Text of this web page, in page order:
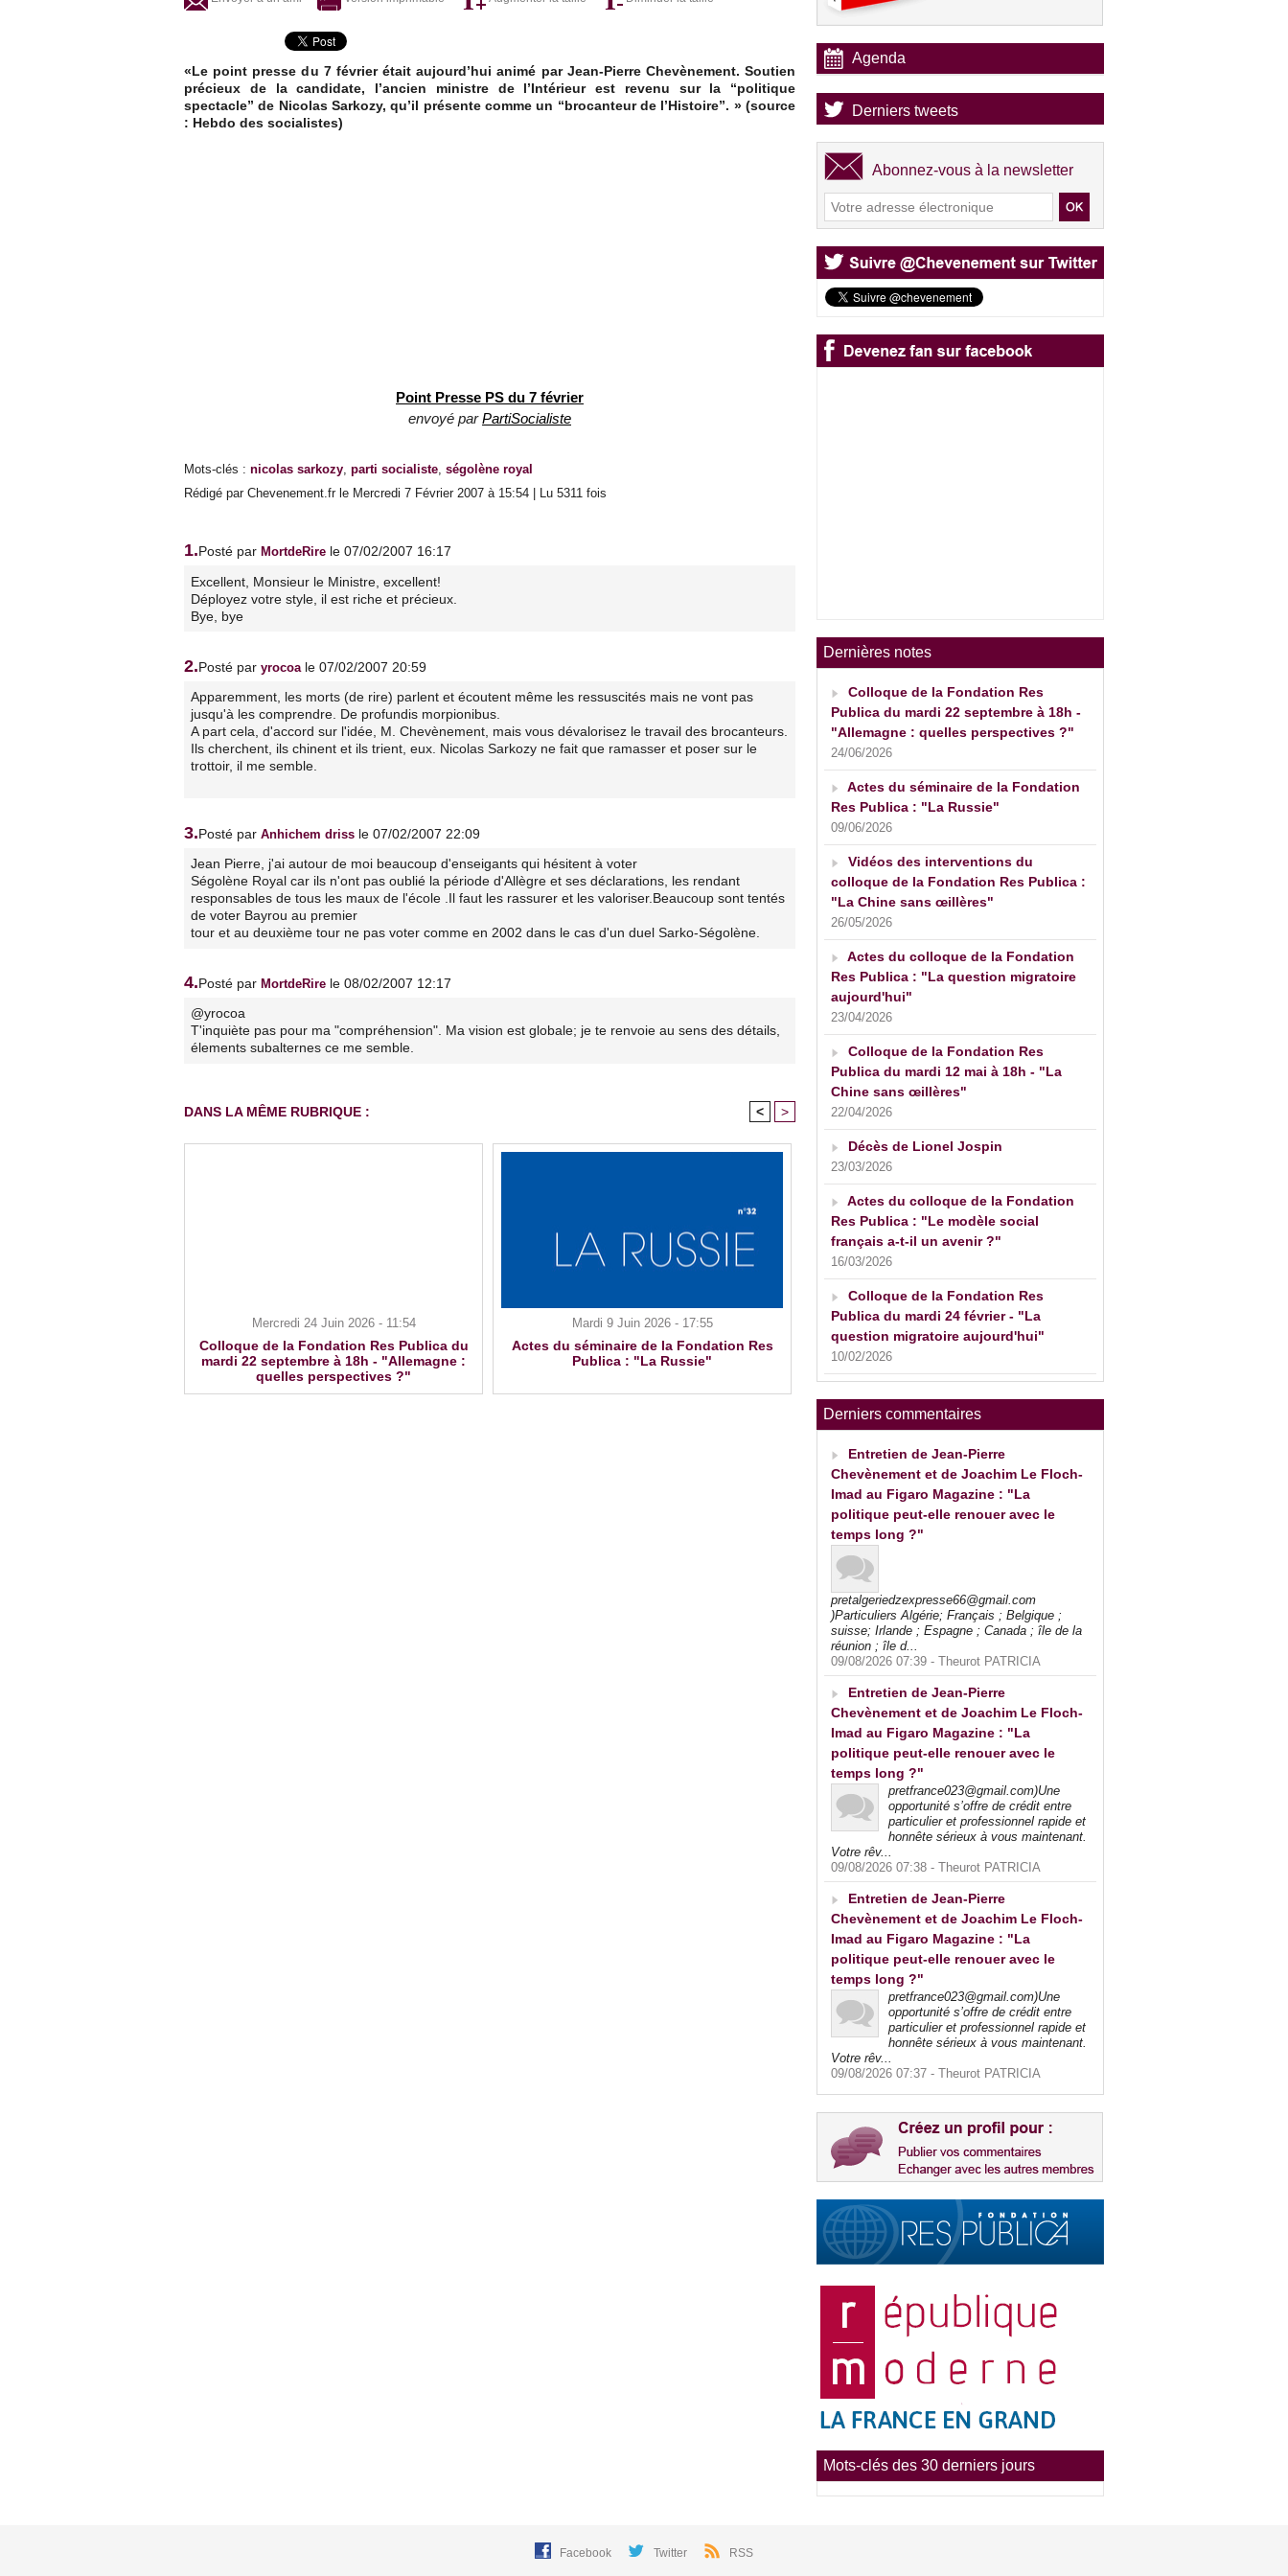
«Le point presse du 7 février était aujourd’hui animé par Jean-Pierre Chevènement. Soutien
précieux de la candidate, l’ancien ministre de l’Intérieur est revenu sur la “politique
spectacle” de Nicolas Sarkozy, qu’il présente comme un “brocanteur de l’Histoire”. » (source
: Hebdo des socialistes)
Point Presse PS du 7 février
envoyé parPartiSocialiste
Mots-clés : nicolas sarkozy, parti socialiste, ségolène royal
Rédigé par Chevenement.fr le Mercredi 7 Février 2007 à 15:54 | Lu 5311 fois
1.Posté par MortdeRire le 07/02/2007 16:17
Excellent, Monsieur le Ministre, excellent!
Déployez votre style, il est riche et précieux.
Bye, bye
2.Posté par yrocoa le 07/02/2007 20:59
Apparemment, les morts (de rire) parlent et écoutent même les ressuscités mais ne vont pas
jusqu'à les comprendre. De profundis morpionibus.
A part cela, d'accord sur l'idée, M. Chevènement, mais vous dévalorisez le travail des brocanteurs.
Ils cherchent, ils chinent et ils trient, eux. Nicolas Sarkozy ne fait que ramasser et poser sur le
trottoir, il me semble.
3.Posté par Anhichem driss le 07/02/2007 22:09
Jean Pierre, j'ai autour de moi beaucoup d'enseigants qui hésitent à voter
Ségolène Royal car ils n'ont pas oublié la période d'Allègre et ses déclarations, les rendant
responsables de tous les maux de l'école .Il faut les rassurer et les valoriser.Beaucoup sont tentés
de voter Bayrou au premier
tour et au deuxième tour ne pas voter comme en 2002 dans le cas d'un duel Sarko-Ségolène.
4.Posté par MortdeRire le 08/02/2007 12:17
@yrocoa
T'inquiète pas pour ma "compréhension". Ma vision est globale; je te renvoie au sens des détails,
élements subalternes ce me semble.
DANS LA MÊME RUBRIQUE : < >
Mercredi 24 Juin 2026 - 11:54
Colloque de la Fondation Res Publica du
mardi 22 septembre à 18h - "Allemagne :
quelles perspectives ?"
Mardi 9 Juin 2026 - 17:55
Actes du séminaire de la Fondation Res
Publica : "La Russie"
Agenda
Derniers tweets
Abonnez-vous à la newsletter
Dernières notes
Colloque de la Fondation Res
Publica du mardi 22 septembre à 18h -
"Allemagne : quelles perspectives ?"
24/06/2026
Actes du séminaire de la Fondation
Res Publica : "La Russie"
09/06/2026
Vidéos des interventions du
colloque de la Fondation Res Publica :
"La Chine sans œillères"
26/05/2026
Actes du colloque de la Fondation
Res Publica : "La question migratoire
aujourd'hui"
23/04/2026
Colloque de la Fondation Res
Publica du mardi 12 mai à 18h - "La
Chine sans œillères"
22/04/2026
Décès de Lionel Jospin
23/03/2026
Actes du colloque de la Fondation
Res Publica : "Le modèle social
français a-t-il un avenir ?"
16/03/2026
Colloque de la Fondation Res
Publica du mardi 24 février - "La
question migratoire aujourd'hui"
10/02/2026
Derniers commentaires
Entretien de Jean-Pierre
Chevènement et de Joachim Le Floch-
Imad au Figaro Magazine : "La
politique peut-elle renouer avec le
temps long ?"
pretalgeriedzexpresse66@gmail.com
)Particuliers Algérie; Français ; Belgique ;
suisse; Irlande ; Espagne ; Canada ; île de la
réunion ; île d...
09/08/2026 07:39 - Theurot PATRICIA
Entretien de Jean-Pierre
Chevènement et de Joachim Le Floch-
Imad au Figaro Magazine : "La
politique peut-elle renouer avec le
temps long ?"
pretfrance023@gmail.com)Une
opportunité s’offre de crédit entre
particulier et professionnel rapide et
honnête sérieux à vous maintenant.
Votre rêv...
09/08/2026 07:38 - Theurot PATRICIA
Entretien de Jean-Pierre
Chevènement et de Joachim Le Floch-
Imad au Figaro Magazine : "La
politique peut-elle renouer avec le
temps long ?"
pretfrance023@gmail.com)Une
opportunité s’offre de crédit entre
particulier et professionnel rapide et
honnête sérieux à vous maintenant.
Votre rêv...
09/08/2026 07:37 - Theurot PATRICIA
Mots-clés des 30 derniers jours
Facebook Twitter RSS